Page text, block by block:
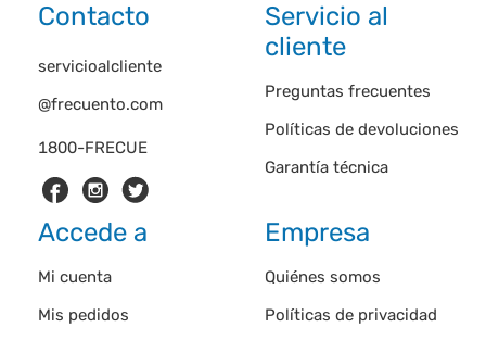
Contacto
1800-FRECUE
servicioalcliente
@frecuento.com
Servicio al
cliente
Preguntas frecuentes
Políticas de devoluciones
Garantía técnica
Accede a
Mi cuenta
Mis pedidos
Empresa
Quiénes somos
Políticas de privacidad